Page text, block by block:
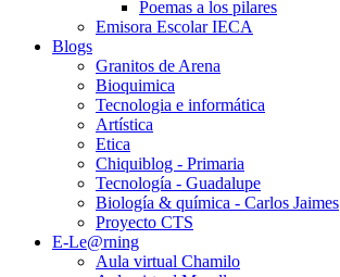
Poemas a los pilares
Emisora Escolar IECA
Blogs
Granitos de Arena
Bioquimica
Tecnologia e informática
Artística
Etica
Chiquiblog - Primaria
Tecnología - Guadalupe
Biología & química - Carlos Jaimes
Proyecto CTS
E-Le@rning
Aula virtual Chamilo